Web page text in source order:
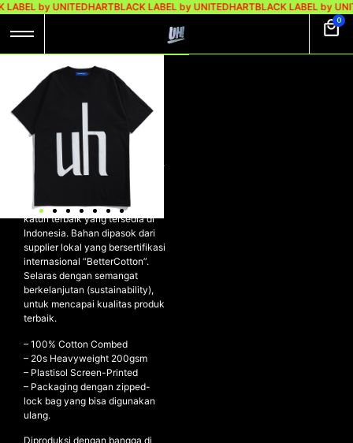
LABEL by UNITEDHARTBLACK LABEL by UNITEDHARTBLACK LABEL by
0
NEW ARRIVALS
SHOP
UH! TSHIRT
HEAVYWEIGHT
COTTON – SWEET
BLACK
UH! Tshirt Heavyweight Cotton-
SWEET BLACK
Kaos dibuat dengan material
katun terbaik yang tersedia di
Indonesia. Bahan dipasok dari
supplier lokal yang bersertifikasi
internasional “BetterCotton”.
Selaras dengan semangat
berkelanjutan (sustainability),
untuk mencapai kualitas produk
terbaik.
– 100% Cotton Combed
– ⁠20s Heavyweight 200gsm
– ⁠Plastisol Screen-Printed
– ⁠Packaging dengan zipped-
lock bag yang bisa digunakan
ulang.
Diproduksi dengan bangga di